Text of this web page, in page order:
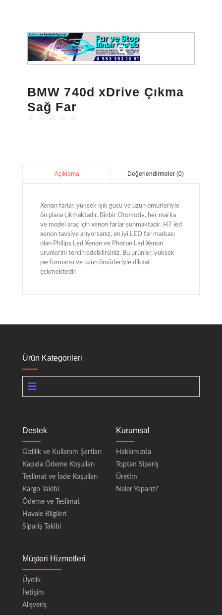
BMW 740d xDrive Çıkma
Sağ Far
☆ ☆ ☆ ☆ ☆
Açıklama Değerlendirmeler (0)
Xenon farlar, yüksek ışık gücü ve uzun ömürleriyle
ön plana çıkmaktadır. Binbir Otomotiv, her marka
ve model araç için xenon farlar sunmaktadır. H7 led
xenon tavsiye arıyorsanız, en iyi LED far markası
olan Philips Led Xenon ve Photon Led Xenon
ürünlerini tercih edebilirsiniz. Bu ürünler, yüksek
performansı ve uzun ömürleriyle dikkat
çekmektedir.
Ürün Kategorileri
Destek
Gizlilik ve Kullanım Şartları
Kapıda Ödeme Koşulları
Teslimat ve İade Koşulları
Kargo Takibi
Ödeme ve Teslimat
Havale Bilgileri
Sipariş Takibi
Kurumsal
Hakkımızda
Toptan Sipariş
Üretim
Neler Yaparız?
Müşteri Hizmetleri
Üyelik
İletişim
Alışveriş